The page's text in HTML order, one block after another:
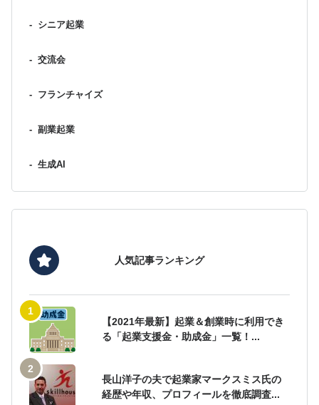
- シニア起業
- 交流会
- フランチャイズ
- 副業起業
- 生成AI
人気記事ランキング
【2021年最新】起業＆創業時に利用でき
る「起業支援金・助成金」一覧！...
長山洋子の夫で起業家マークスミス氏の
経歴や年収、プロフィールを徹底調査...